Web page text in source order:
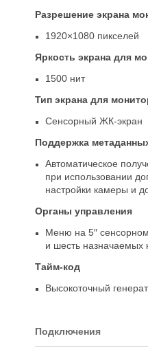
Разрешение экрана
1920×1080 пикселей
Яркость экрана для
1500 нит
Тип экрана для
Сенсорный ЖК-экран
Поддержка
Автоматическое
при использовании
настройки камеры и
Органы управления
Меню на 5″
и шесть назначаемых
Тайм-код
Высокоточный
Подключения